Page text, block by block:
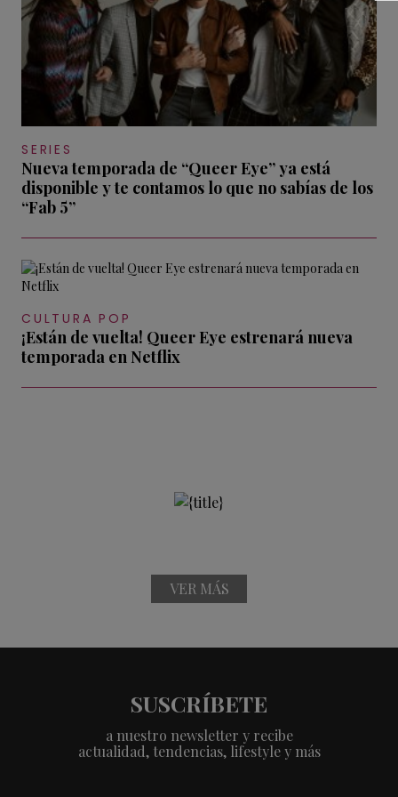
SERIES
Nueva temporada de “Queer Eye” ya está
disponible y te contamos lo que no sabías de los
“Fab 5”
CULTURA POP
¡Están de vuelta! Queer Eye estrenará nueva
temporada en Netflix
VER MÁS
SUSCRÍBETE
a nuestro newsletter y recibe
actualidad, tendencias, lifestyle y más